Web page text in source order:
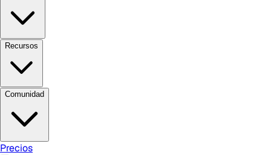
Recursos
Comunidad
Precios